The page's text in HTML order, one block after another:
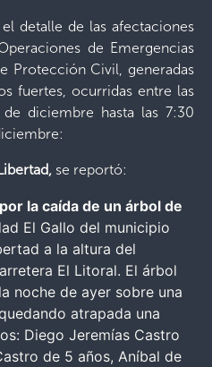
detalle de las afectaciones
de Emergencias
Protección Civil, generadas
fuertes, ocurridas entre las
diciembre hasta las 7:30
se reportó:
la caída de un árbol de
El Gallo del municipio
a la altura del
El Litoral. El árbol
noche de ayer sobre una
atrapada una
Diego Jeremías Castro
de 5 años, Aníbal de